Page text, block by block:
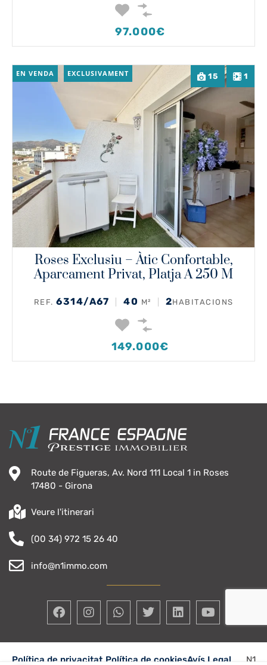
97.000€
15 1
EN VENDA EXCLUSIVAMENT
Roses Exclusiu – Àtic Confortable,
Aparcament Privat, Platja A 250 M
REF. 6314/A67 40 M² 2HABITACIONS
149.000€
Route de Figueras, Av. Nord 111 Local 1 in Roses
17480 - Girona
Veure l'itinerari
(00 34) 972 15 26 40
info@n1immo.com
Política de privacitat Política de cookiesAvís Legal N1